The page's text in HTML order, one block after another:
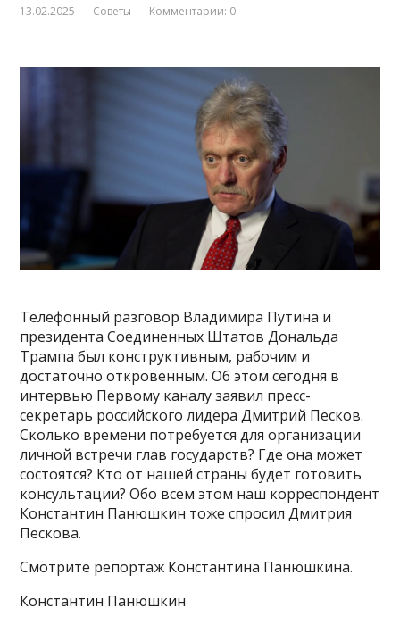
13.02.2025 Советы Комментарии: 0
Телефонный разговор Владимира Путина и
президента Соединенных Штатов Дональда
Трампа был конструктивным, рабочим и
достаточно откровенным. Об этом сегодня в
интервью Первому каналу заявил пресс-
секретарь российского лидера Дмитрий Песков.
Сколько времени потребуется для организации
личной встречи глав государств? Где она может
состоятся? Кто от нашей страны будет готовить
консультации? Обо всем этом наш корреспондент
Константин Панюшкин тоже спросил Дмитрия
Пескова.
Смотрите репортаж Константина Панюшкина.
Константин Панюшкин